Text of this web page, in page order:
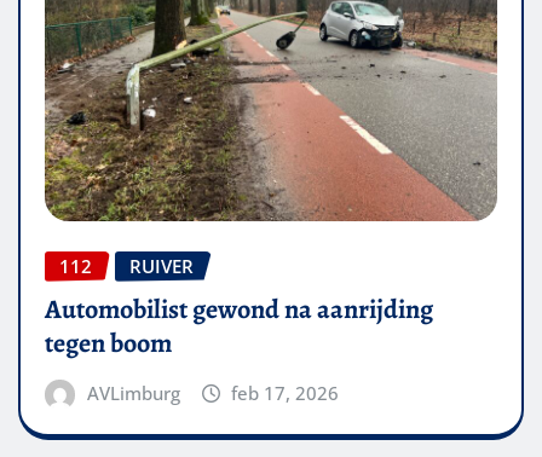
112 RUIVER
Automobilist gewond na aanrijding
tegen boom
AVLimburg feb 17, 2026